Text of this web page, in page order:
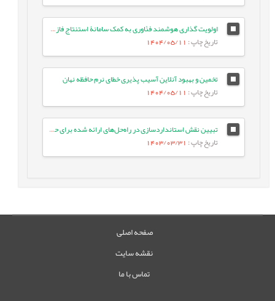
اولویت گذاری هوشمند فنّاوری به کمک سامانۀ استنتاج فازی (موردکاوی: فنّاوری اطلاعات در ایران)
تاریخ چاپ: 1404/05/11
تخمین و بهبود آنلاین آسیب پذیری خطای نرم حافظه نهان
تاریخ چاپ: 1404/05/11
تبیین نقش استانداردسازی در راه‌حل‌های ارائه شده برای حفظ حریم خصوصی در داده‌های سلامت
تاریخ چاپ: 1403/03/31
صفحه اصلی
نقشه سایت
تماس با ما